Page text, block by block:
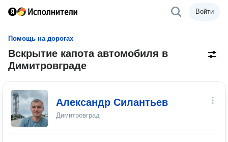
Войти
Помощь на дорогах
Вскрытие капота автомобиля в
Димитровграде
Александр Силантьев
Димитровград